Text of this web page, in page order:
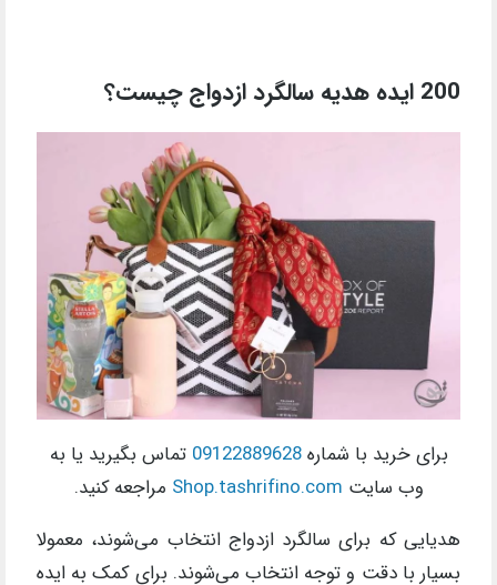
200 ایده هدیه سالگرد ازدواج چیست؟
برای خرید با شماره09122889628 تماس بگیرید یا به
وب سایت Shop.tashrifino.com مراجعه کنید.
هدیایی که برای سالگرد ازدواج انتخاب می‌شوند، معمولا
بسیار با دقت و توجه انتخاب می‌شوند. برای کمک به ایده